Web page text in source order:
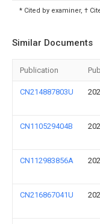
* Cited by examiner, †
Similar Documents
Publication
CN214887803U
CN110529404B
CN112983856A
CN216867041U